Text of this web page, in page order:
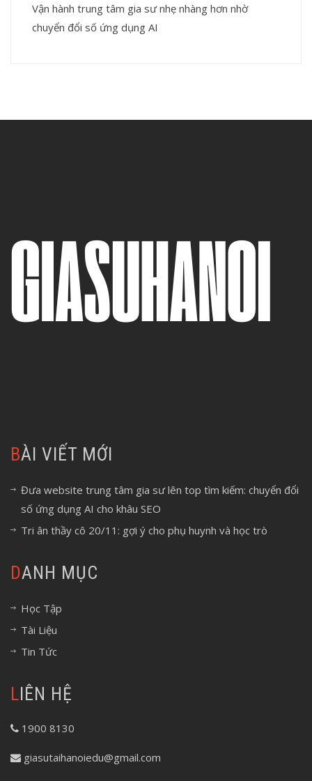
Vận hành trung tâm gia sư nhẹ nhàng hơn nhờ
chuyển đổi số ứng dụng AI
BÀI VIẾT MỚI
Đưa website trung tâm gia sư lên top tìm kiếm: chuyển đổi
số ứng dụng AI cho khâu SEO
Tri ân thầy cô 20/11: gợi ý cho phụ huynh và học trò
DANH MỤC
Học Tập
Tài Liệu
Tin Tức
LIÊN HỆ
1900 8130
giasutaihanoiedu@gmail.com